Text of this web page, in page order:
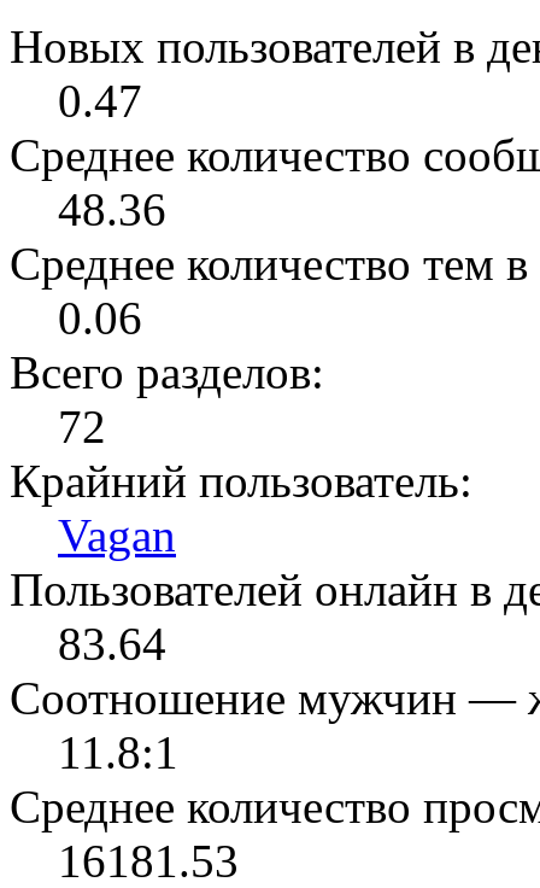
Новых пользователей в
0.47
Среднее количество
48.36
Среднее количество тем
0.06
Всего разделов:
72
Крайний пользователь:
Vagan
Пользователей онлайн в
83.64
Соотношение мужчин —
11.8:1
Среднее количество
16181.53